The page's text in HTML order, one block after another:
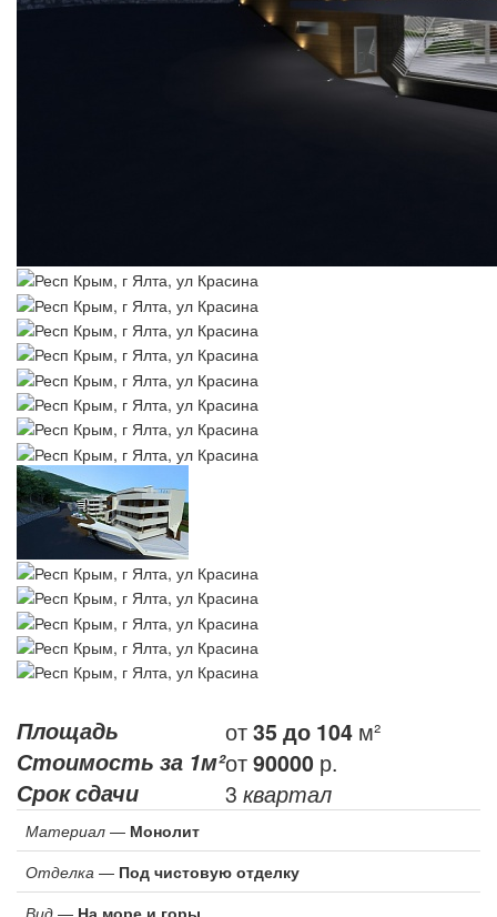
Площадь от35 до 104 м²
Стоимость за 1м²от90000 р.
Срок сдачи 3 квартал
Материал — Монолит
Отделка — Под чистовую отделку